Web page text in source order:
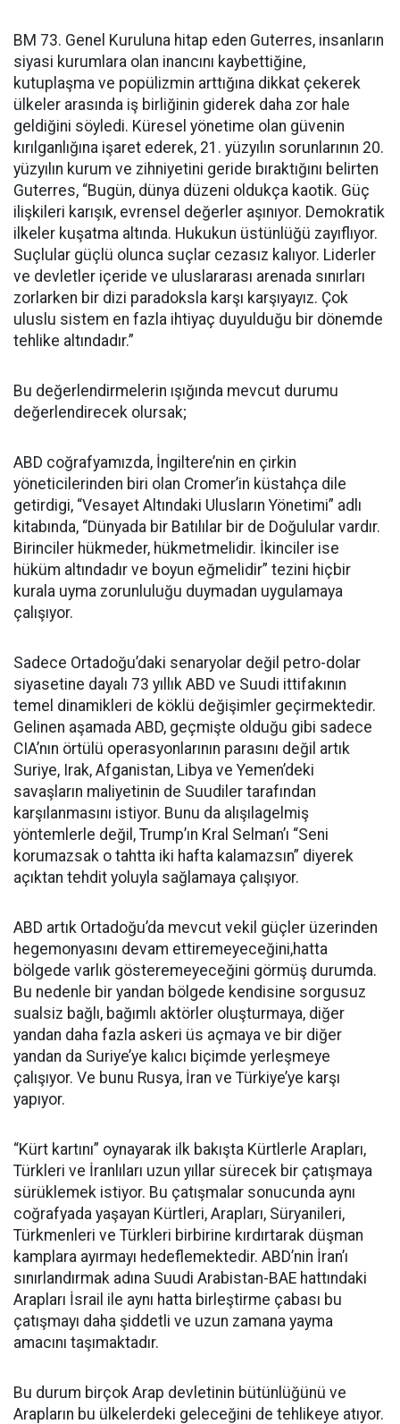
BM 73. Genel Kuruluna hitap eden Guterres, insanların
siyasi kurumlara olan inancını kaybettiğine,
kutuplaşma ve popülizmin arttığına dikkat çekerek
ülkeler arasında iş birliğinin giderek daha zor hale
geldiğini söyledi. Küresel yönetime olan güvenin
kırılganlığına işaret ederek, 21. yüzyılın sorunlarının 20.
yüzyılın kurum ve zihniyetini geride bıraktığını belirten
Guterres, “Bugün, dünya düzeni oldukça kaotik. Güç
ilişkileri karışık, evrensel değerler aşınıyor. Demokratik
ilkeler kuşatma altında. Hukukun üstünlüğü zayıflıyor.
Suçlular güçlü olunca suçlar cezasız kalıyor. Liderler
ve devletler içeride ve uluslararası arenada sınırları
zorlarken bir dizi paradoksla karşı karşıyayız. Çok
uluslu sistem en fazla ihtiyaç duyulduğu bir dönemde
tehlike altındadır.”
Bu değerlendirmelerin ışığında mevcut durumu
değerlendirecek olursak;
ABD coğrafyamızda, İngiltere’nin en çirkin
yöneticilerinden biri olan Cromer’in küstahça dile
getirdigi, “Vesayet Altındaki Ulusların Yönetimi” adlı
kitabında, “Dünyada bir Batılılar bir de Doğulular vardır.
Birinciler hükmeder, hükmetmelidir. İkinciler ise
hüküm altındadır ve boyun eğmelidir” tezini hiçbir
kurala uyma zorunluluğu duymadan uygulamaya
çalışıyor.
Sadece Ortadoğu’daki senaryolar değil petro-dolar
siyasetine dayalı 73 yıllık ABD ve Suudi ittifakının
temel dinamikleri de köklü değişimler geçirmektedir.
Gelinen aşamada ABD, geçmişte olduğu gibi sadece
CIA’nın örtülü operasyonlarının parasını değil artık
Suriye, Irak, Afganistan, Libya ve Yemen’deki
savaşların maliyetinin de Suudiler tarafından
karşılanmasını istiyor. Bunu da alışılagelmiş
yöntemlerle değil, Trump’ın Kral Selman’ı “Seni
korumazsak o tahtta iki hafta kalamazsın” diyerek
açıktan tehdit yoluyla sağlamaya çalışıyor.
ABD artık Ortadoğu’da mevcut vekil güçler üzerinden
hegemonyasını devam ettiremeyeceğini,hatta
bölgede varlık gösteremeyeceğini görmüş durumda.
Bu nedenle bir yandan bölgede kendisine sorgusuz
sualsiz bağlı, bağımlı aktörler oluşturmaya, diğer
yandan daha fazla askeri üs açmaya ve bir diğer
yandan da Suriye’ye kalıcı biçimde yerleşmeye
çalışıyor. Ve bunu Rusya, İran ve Türkiye’ye karşı
yapıyor.
“Kürt kartını” oynayarak ilk bakışta Kürtlerle Arapları,
Türkleri ve İranlıları uzun yıllar sürecek bir çatışmaya
sürüklemek istiyor. Bu çatışmalar sonucunda aynı
coğrafyada yaşayan Kürtleri, Arapları, Süryanileri,
Türkmenleri ve Türkleri birbirine kırdırtarak düşman
kamplara ayırmayı hedeflemektedir. ABD’nin İran’ı
sınırlandırmak adına Suudi Arabistan-BAE hattındaki
Arapları İsrail ile aynı hatta birleştirme çabası bu
çatışmayı daha şiddetli ve uzun zamana yayma
amacını taşımaktadır.
Bu durum birçok Arap devletinin bütünlüğünü ve
Arapların bu ülkelerdeki geleceğini de tehlikeye atıyor.